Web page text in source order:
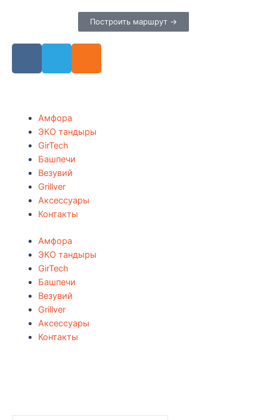
Построить маршрут →
Амфора
ЭКО тандыры
GirTech
Башпечи
Везувий
Grillver
Аксессуары
Контакты
Амфора
ЭКО тандыры
GirTech
Башпечи
Везувий
Grillver
Аксессуары
Контакты